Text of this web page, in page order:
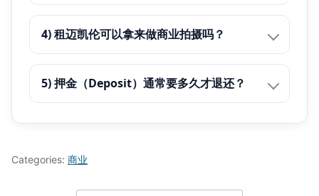
4) 租迈凯伦可以拿来做商业拍摄吗？
5) 押金（Deposit）通常要多久才退还？
Categories: 商业